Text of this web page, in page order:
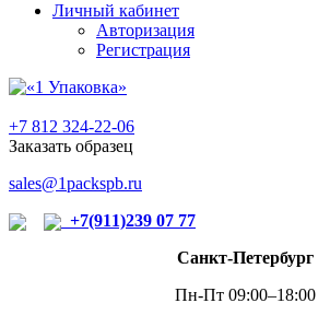
Личный кабинет
Авторизация
Регистрация
+7 812 324-22-06
Заказать образец
sales@1packspb.ru
+7(911)239 07 77
Санкт-Петербург
Пн-Пт 09:00–18:00